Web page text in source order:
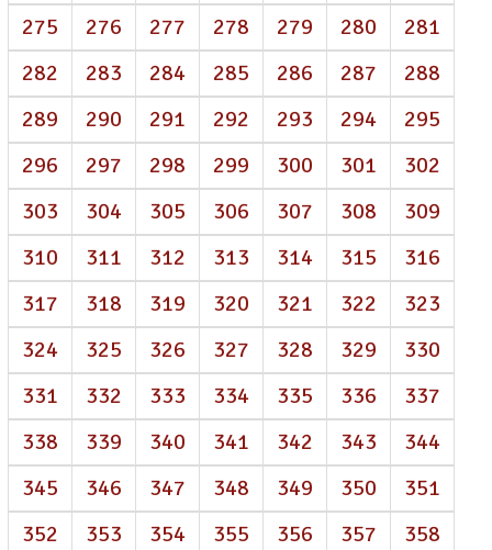
275
276 277 278 279 280
281
282
283 284 285 286 287
288
289
290 291 292 293 294
295
296
297 298 299 300 301
302
303
304 305 306 307 308
309
310
311 312 313 314 315
316
317
318 319 320 321 322
323
324
325 326 327 328 329
330
331
332 333 334 335 336
337
338
339 340 341 342 343
344
345
346 347 348 349 350
351
352
353 354 355 356 357 358